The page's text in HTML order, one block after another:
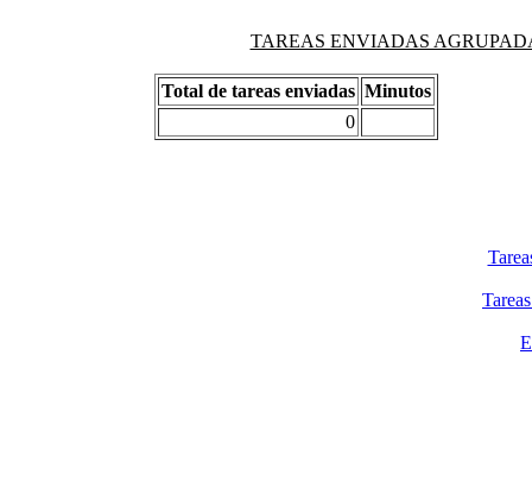
TAREAS ENVIADAS
Total de tareas enviadas Minutos
0